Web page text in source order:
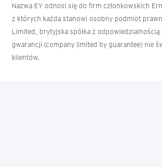
Nazwa EY odnosi się do firm członkowskich
z których każda stanowi osobny podmiot
Limited, brytyjska spółka z
gwarancji (company limited by guarantee) nie
klientów.